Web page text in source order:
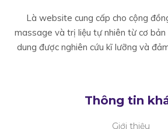
Là website cung cấp cho cộng
massage và trị liệu tự nhiên từ cơ bản
dung được nghiên cứu kĩ lưỡng và
Thông tin
Giới thiệu